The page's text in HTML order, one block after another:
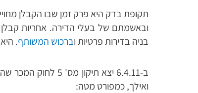
תקופת בדק היא פרק זמן שבו הקבלן
ובאשמתם של בעלי הדירה. אחריות
בניה בדירות פרטיות וברכוש המשותף. היא
ב-6.4.11 יצא
ואילך, כמפורט מטה: